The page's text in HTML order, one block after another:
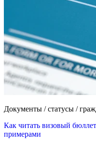
Документы / статусы /
Как читать визовый
примерами